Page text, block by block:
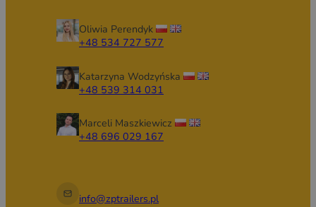
Oliwia Perendyk
+48 534 727 577
Katarzyna Wodzyńska
+48 539 314 031
Marceli Maszkiewicz
+48 696 029 167
info@zptrailers.pl